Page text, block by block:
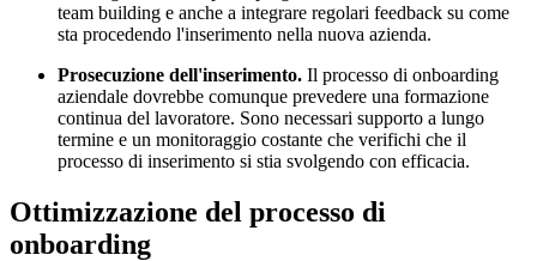
team building e anche a integrare regolari feedback su come
sta procedendo l'inserimento nella nuova azienda.
Prosecuzione dell'inserimento. Il processo di onboarding
aziendale dovrebbe comunque prevedere una formazione
continua del lavoratore. Sono necessari supporto a lungo
termine e un monitoraggio costante che verifichi che il
processo di inserimento si stia svolgendo con efficacia.
Ottimizzazione del processo di
onboarding